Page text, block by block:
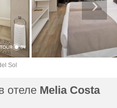
Sol
отеле Melia Costa